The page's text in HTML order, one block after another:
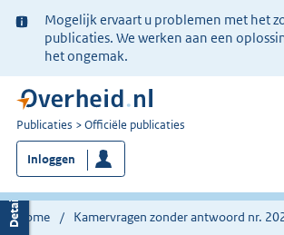
Ter
informatie:
Mogelijk ervaart u problemen met het
publicaties. We werken aan een
het ongemak.
U
bent
nu
hier:
Publicaties Officiële publicaties
Inloggen
Home Kamervragen zonder antwoord nr.